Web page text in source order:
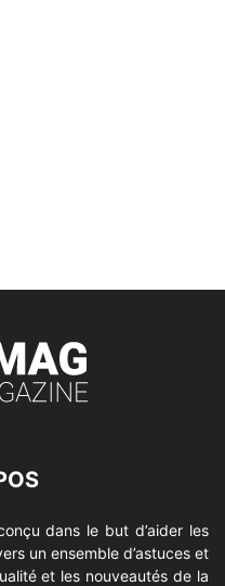
dans le but d’aider les
un ensemble d’astuces et
et les nouveautés de la